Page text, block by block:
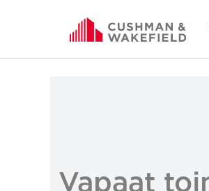
Vapaat